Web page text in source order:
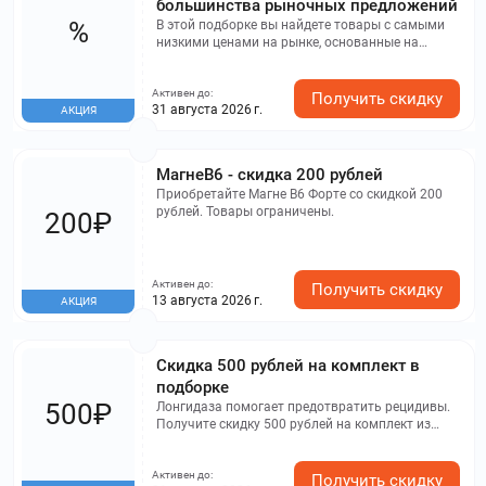
большинства рыночных предложений
В этой подборке вы найдете товары с самыми
низкими ценами на рынке, основанные на
заказ, так как количество товаров ограничено.
Предложение действительно для жителей
Москвы и Московской области.
%
АКЦИЯ
Активен до:
31 августа 2026 г.
Получить скидку
МагнеB6 - скидка 200 рублей
Приобретайте Магне B6 Форте со скидкой 200
рублей. Товары ограничены.
200₽
АКЦИЯ
Активен до:
13 августа 2026 г.
Получить скидку
Скидка 500 рублей на комплект в
подборке
Лонгидаза помогает предотвратить рецидивы.
Получите скидку 500 рублей на комплект из
500₽
Активен до: Получить скидку